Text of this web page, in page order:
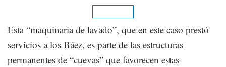
Esta “maquinaria de lavado”, que en este caso prestó
servicios a los Báez, es parte de las estructuras
permanentes de “cuevas” que favorecen estas